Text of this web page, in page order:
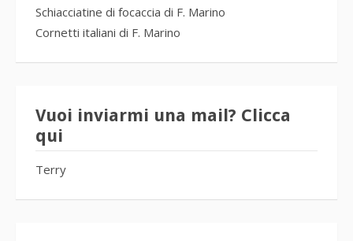
Schiacciatine di focaccia di F. Marino
Cornetti italiani di F. Marino
Vuoi inviarmi una mail? Clicca
qui
Terry